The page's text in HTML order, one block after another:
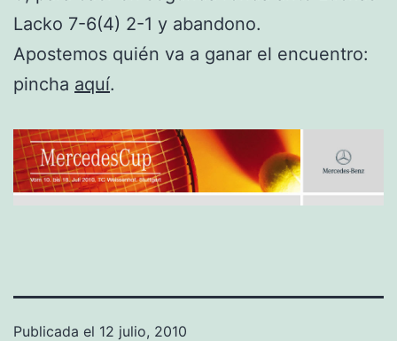
Lacko 7-6(4) 2-1 y abandono.
Apostemos quién va a ganar el encuentro:
pincha aquí.
Publicada el 12 julio, 2010